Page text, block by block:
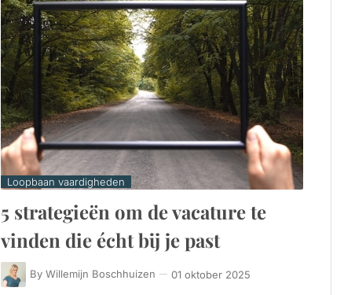
Loopbaan vaardigheden
5 strategieën om de vacature te
vinden die écht bij je past
By Willemijn Boschhuizen 01 oktober 2025